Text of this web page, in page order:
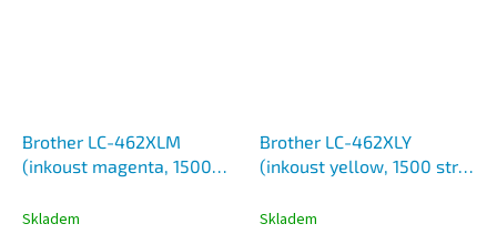
Brother LC-462XLM
(inkoust magenta, 1500
Skladem
Brother LC-462XLY
(inkoust yellow, 1500 str.
Skladem